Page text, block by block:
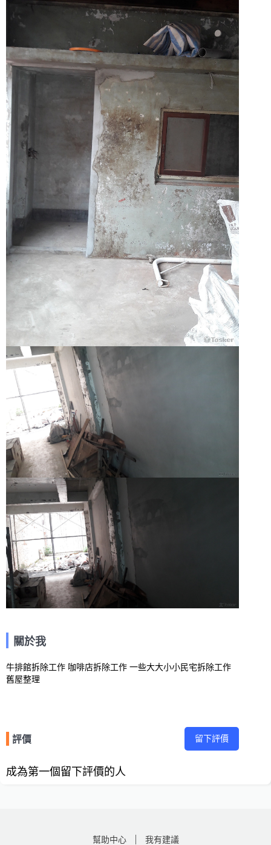
關於我
牛排館拆除工作 咖啡店拆除工作 一些大大小小民宅拆除工作
舊屋整理
評價 留下評價
成為第一個留下評價的人
幫助中心 我有建議